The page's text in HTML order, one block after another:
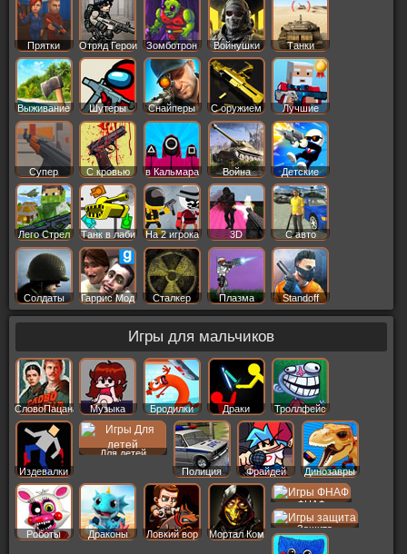
Прятки Отряд Герои Зомботрон Войнушки Танки
Выживание Шутеры Снайперы С оружием Лучшие
Супер С кровью в Кальмара Война Детские
Лего Стрел Танк в лаби На 2 игрока 3D С авто
Солдаты Гаррис Мод Сталкер Плазма Standoff
Игры для мальчиков
СловоПацана Музыка Бродилки Драки Троллфейс
Издевалки
Для детей
Полиция
Фрайдей Динозавры
Роботы Драконы Ловкий вор Мортал Ком
ФНАФ
Защита